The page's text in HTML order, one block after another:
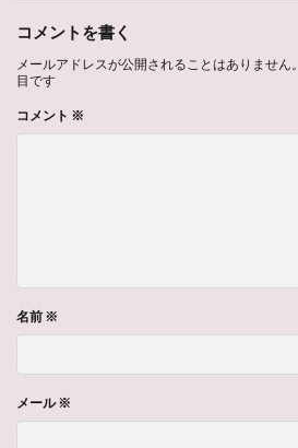
コメントを書く
メールアドレスが公開されることはありません。
目です
コメント ※
名前 ※
メール※